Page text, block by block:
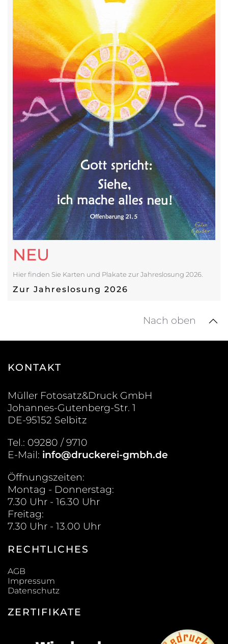
NEU
Hier finden Sie Karten und Plakate zur Jahreslosung 2026.
Zur Jahreslosung 2026
Nach oben
KONTAKT
Müller Fotosatz&Druck GmbH
Johannes-Gutenberg-Str. 1
DE-95152 Selbitz
Tel.: 09280 / 9710
E-Mail: info@druckerei-gmbh.de
Öffnungszeiten:
Montag - Donnerstag:
7.30 Uhr - 16.30 Uhr
Freitag:
7.30 Uhr - 13.00 Uhr
RECHTLICHES
AGB
Impressum
Datenschutz
ZERTIFIKATE